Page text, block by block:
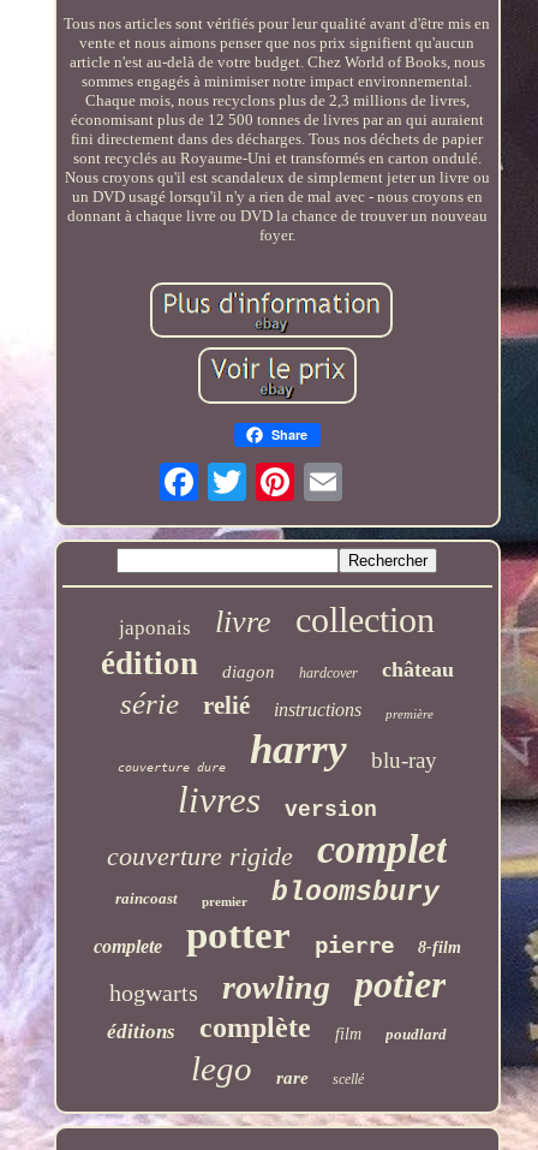
Tous nos articles sont vérifiés pour leur qualité avant d'être mis en
vente et nous aimons penser que nos prix signifient qu'aucun
article n'est au-delà de votre budget. Chez World of Books, nous
sommes engagés à minimiser notre impact environnemental.
Chaque mois, nous recyclons plus de 2,3 millions de livres,
économisant plus de 12 500 tonnes de livres par an qui auraient
fini directement dans des décharges. Tous nos déchets de papier
sont recyclés au Royaume-Uni et transformés en carton ondulé.
Nous croyons qu'il est scandaleux de simplement jeter un livre ou
un DVD usagé lorsqu'il n'y a rien de mal avec - nous croyons en
donnant à chaque livre ou DVD la chance de trouver un nouveau
foyer.
Share
japonais livre collection
édition diagon hardcover château
série relié instructions première
couverture dure harry blu-ray
livres version
couverture rigide complet
raincoast premier bloomsbury
complete potter pierre 8-film
hogwarts rowling potier
éditions complète film poudlard
lego rare scellé